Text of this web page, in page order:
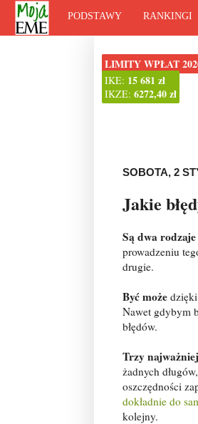
PODSTAWY RANKINGI
LIMITY WPŁAT
IKE: 15 681 zł
IKZE: 6272,40 zł
SOBOTA, 2
Jakie
Są dwa rodzaje
prowadzeniu
drugie.
Być może
Nawet gdybym
błędów.
Trzy
żadnych
oszczędności
dokładnie do
kolejny.